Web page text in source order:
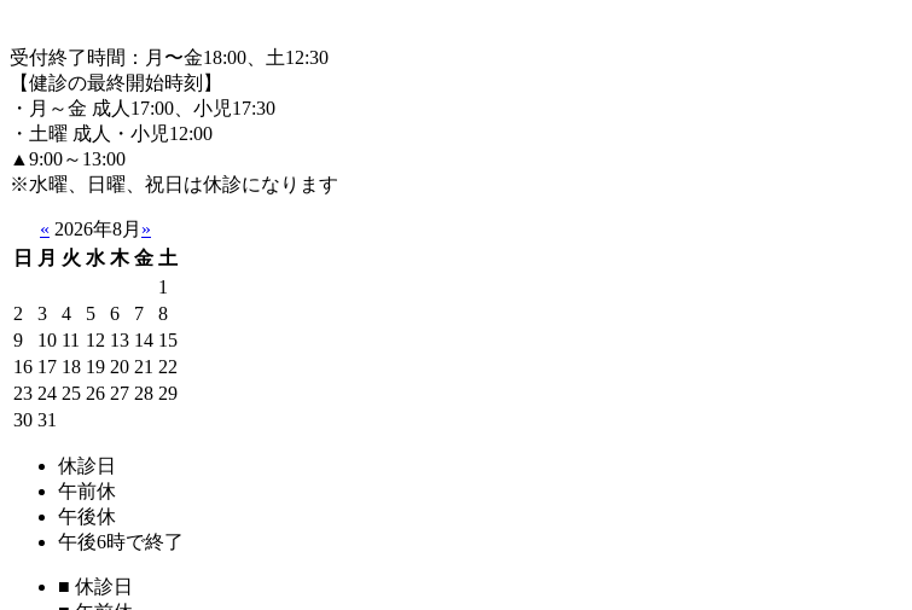
受付終了時間：月〜金18:00、土12:30
【健診の最終開始時刻】
・月～金 成人17:00、小児17:30
・土曜 成人・小児12:00
▲9:00～13:00
※水曜、日曜、祝日は休診になります
« 2026年8月 »
日
月 火 水 木 金 土
1
2
3 4 5 6 7
8
9
10 11 12 13 14 15
16 17 18 19 20 21 22
23 24 25 26 27 28 29
30 31
休診日
午前休
午後休
午後6時で終了
■ 休診日